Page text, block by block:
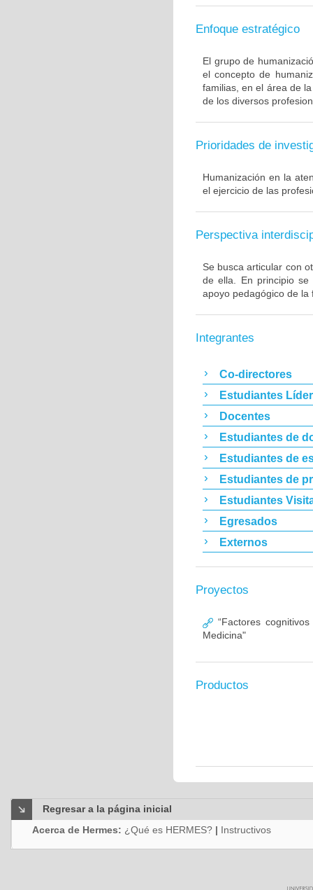
Enfoque estratégico
El grupo de
el concepto de
familias, en el área de
de los diversos
Prioridades de
Humanización en la
el ejercicio de las
Perspectiva
Se busca articular con
de ella. En principio
apoyo pedagógico de la
Integrantes
Co-directores
Estudiantes
Docentes
Estudiantes de
Estudiantes de
Estudiantes de
Estudiantes
Egresados
Externos
Proyectos
“Factores
Medicina"
Productos
Regresar a la página inicial
Acerca de Hermes: ¿Qué es HERMES? | Instructivos